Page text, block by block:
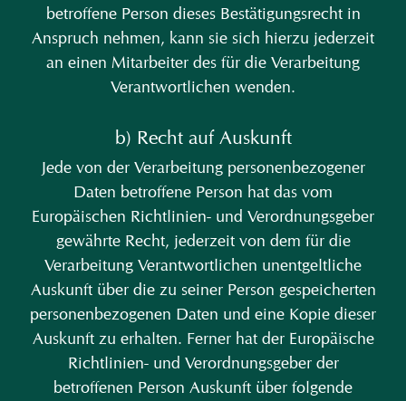
betroffene Person dieses Bestätigungsrecht in
Anspruch nehmen, kann sie sich hierzu jederzeit
an einen Mitarbeiter des für die Verarbeitung
Verantwortlichen wenden.
b) Recht auf Auskunft
Jede von der Verarbeitung personenbezogener
Daten betroffene Person hat das vom
Europäischen Richtlinien- und Verordnungsgeber
gewährte Recht, jederzeit von dem für die
Verarbeitung Verantwortlichen unentgeltliche
Auskunft über die zu seiner Person gespeicherten
personenbezogenen Daten und eine Kopie dieser
Auskunft zu erhalten. Ferner hat der Europäische
Richtlinien- und Verordnungsgeber der
betroffenen Person Auskunft über folgende